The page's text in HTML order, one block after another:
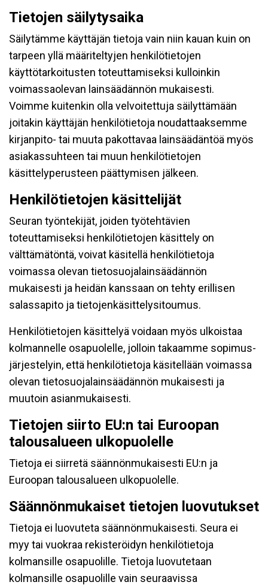
Tietojen säilytysaika
Säilytämme käyttäjän tietoja vain niin kauan kuin on
tarpeen yllä määriteltyjen henkilötietojen
käyttötarkoitusten toteuttamiseksi kulloinkin
voimassaolevan lainsäädännön mukaisesti.
Voimme kuitenkin olla velvoitettuja säilyttämään
joitakin käyttäjän henkilötietoja noudattaaksemme
kirjanpito- tai muuta pakottavaa lainsäädäntöä myös
asiakassuhteen tai muun henkilötietojen
käsittelyperusteen päättymisen jälkeen.
Henkilötietojen käsittelijät
Seuran työntekijät, joiden työtehtävien
toteuttamiseksi henkilötietojen käsittely on
välttämätöntä, voivat käsitellä henkilötietoja
voimassa olevan tietosuojalainsäädännön
mukaisesti ja heidän kanssaan on tehty erillisen
salassapito ja tietojenkäsittelysitoumus.
Henkilötietojen käsittelyä voidaan myös ulkoistaa
kolmannelle osapuolelle, jolloin takaamme sopimus-
järjestelyin, että henkilötietoja käsitellään voimassa
olevan tietosuojalainsäädännön mukaisesti ja
muutoin asianmukaisesti.
Tietojen siirto EU:n tai Euroopan
talousalueen ulkopuolelle
Tietoja ei siirretä säännönmukaisesti EU:n ja
Euroopan talousalueen ulkopuolelle.
Säännönmukaiset tietojen luovutukset
Tietoja ei luovuteta säännönmukaisesti. Seura ei
myy tai vuokraa rekisteröidyn henkilötietoja
kolmansille osapuolille. Tietoja luovutetaan
kolmansille osapuolille vain seuraavissa